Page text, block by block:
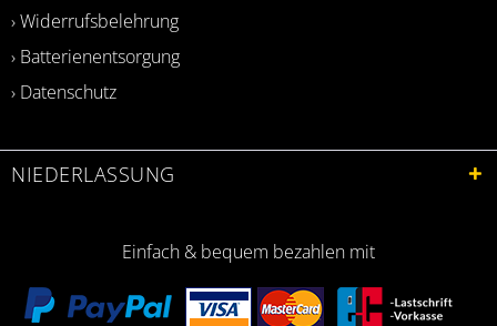
› Widerrufsbelehrung
› Batterienentsorgung
› Datenschutz
NIEDERLASSUNG
Einfach & bequem bezahlen mit